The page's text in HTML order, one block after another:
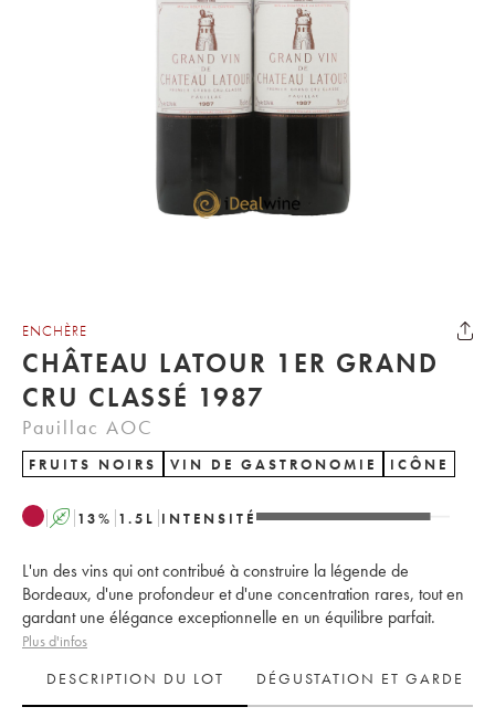
ENCHÈRE
CHÂTEAU LATOUR 1ER GRAND
CRU CLASSÉ 1987
Pauillac AOC
FRUITS NOIRS VIN DE GASTRONOMIE ICÔNE
A 13% 1.5 L INTENSITÉ
L'un des vins qui ont contribué à construire la légende de
Bordeaux, d'une profondeur et d'une concentration rares, tout en
gardant une élégance exceptionnelle en un équilibre parfait.
Plus d'infos
DESCRIPTION DU LOT
DÉGUSTATION ET GARDE